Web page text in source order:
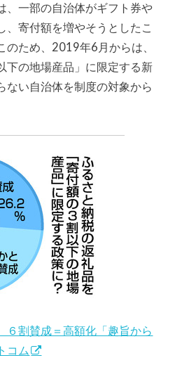
、一部の自治体がギフト券や
、寄付額を増やそうとしたこ
のため、2019年6月からは、
下の地場産品」に限定する新
ない自治体を制度の対象から
６割賛成＝高額化「趣旨から
コム